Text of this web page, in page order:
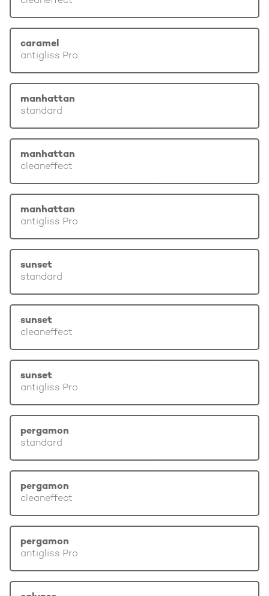
caramel
antigliss Pro
manhattan
standard
manhattan
cleaneffect
manhattan
antigliss Pro
sunset
standard
sunset
cleaneffect
sunset
antigliss Pro
pergamon
standard
pergamon
cleaneffect
pergamon
antigliss Pro